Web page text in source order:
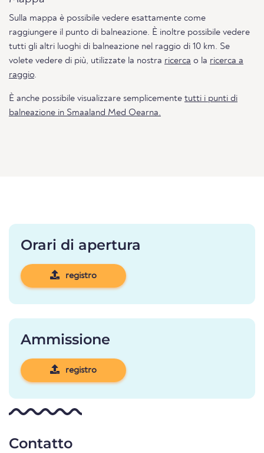
Sulla mappa è possibile vedere esattamente come
raggiungere il punto di balneazione. È inoltre possibile vedere
tutti gli altri luoghi di balneazione nel raggio di 10 km. Se
volete vedere di più, utilizzate la nostra ricerca o la ricerca a
raggio.
È anche possibile visualizzare semplicemente tutti i punti di
balneazione in Smaaland Med Oearna.
Orari di apertura
registro
Ammissione
registro
Contatto